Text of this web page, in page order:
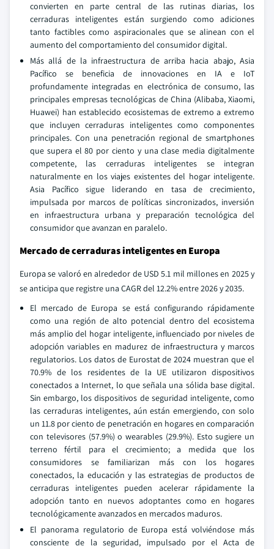
convierten en parte central de las rutinas diarias, los
cerraduras inteligentes están surgiendo como adiciones
tanto factibles como aspiracionales que se alinean con el
aumento del comportamiento del consumidor digital.
Más allá de la infraestructura de arriba hacia abajo, Asia
Pacífico se beneficia de innovaciones en IA e IoT
profundamente integradas en electrónica de consumo, las
principales empresas tecnológicas de China (Alibaba, Xiaomi,
Huawei) han establecido ecosistemas de extremo a extremo
que incluyen cerraduras inteligentes como componentes
principales. Con una penetración regional de smartphones
que supera el 80 por ciento y una clase media digitalmente
competente, las cerraduras inteligentes se integran
naturalmente en los viajes existentes del hogar inteligente.
Asia Pacífico sigue liderando en tasa de crecimiento,
impulsada por marcos de políticas sincronizados, inversión
en infraestructura urbana y preparación tecnológica del
consumidor que avanzan en paralelo.
Mercado de cerraduras inteligentes en Europa
Europa se valoró en alrededor de USD 5.1 mil millones en 2025 y
se anticipa que registre una CAGR del 12.2% entre 2026 y 2035.
El mercado de Europa se está configurando rápidamente
como una región de alto potencial dentro del ecosistema
más amplio del hogar inteligente, influenciado por niveles de
adopción variables en madurez de infraestructura y marcos
regulatorios. Los datos de Eurostat de 2024 muestran que el
70.9% de los residentes de la UE utilizaron dispositivos
conectados a Internet, lo que señala una sólida base digital.
Sin embargo, los dispositivos de seguridad inteligente, como
las cerraduras inteligentes, aún están emergiendo, con solo
un 11.8 por ciento de penetración en hogares en comparación
con televisores (57.9%) o wearables (29.9%). Esto sugiere un
terreno fértil para el crecimiento; a medida que los
consumidores se familiarizan más con los hogares
conectados, la educación y las estrategias de productos de
cerraduras inteligentes pueden acelerar rápidamente la
adopción tanto en nuevos adoptantes como en hogares
tecnológicamente avanzados en mercados maduros.
El panorama regulatorio de Europa está volviéndose más
consciente de la seguridad, impulsado por el Acta de